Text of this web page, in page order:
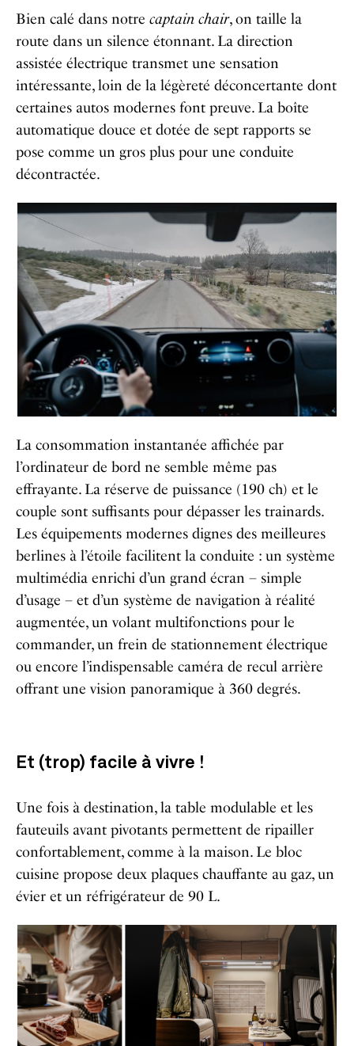
Bien calé dans notre captain chair, on taille la
route dans un silence étonnant. La direction
assistée électrique transmet une sensation
intéressante, loin de la légèreté déconcertante dont
certaines autos modernes font preuve. La boîte
automatique douce et dotée de sept rapports se
pose comme un gros plus pour une conduite
décontractée.
La consommation instantanée affichée par
l’ordinateur de bord ne semble même pas
effrayante. La réserve de puissance (190 ch) et le
couple sont suffisants pour dépasser les trainards.
Les équipements modernes dignes des meilleures
berlines à l’étoile facilitent la conduite : un système
multimédia enrichi d’un grand écran – simple
d’usage – et d’un système de navigation à réalité
augmentée, un volant multifonctions pour le
commander, un frein de stationnement électrique
ou encore l’indispensable caméra de recul arrière
offrant une vision panoramique à 360 degrés.
Et (trop) facile à vivre !
Une fois à destination, la table modulable et les
fauteuils avant pivotants permettent de ripailler
confortablement, comme à la maison. Le bloc
cuisine propose deux plaques chauffante au gaz, un
évier et un réfrigérateur de 90 L.